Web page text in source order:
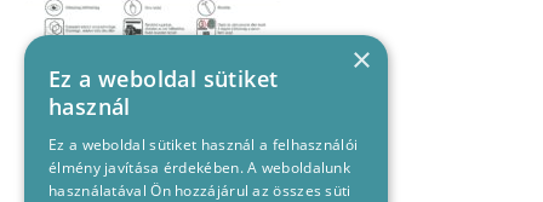
×
Ez a weboldal sütiket
használ
Ez a weboldal sütiket használ a felhasználói
élmény javítása érdekében. A weboldalunk
használatával Ön hozzájárul az összes süti